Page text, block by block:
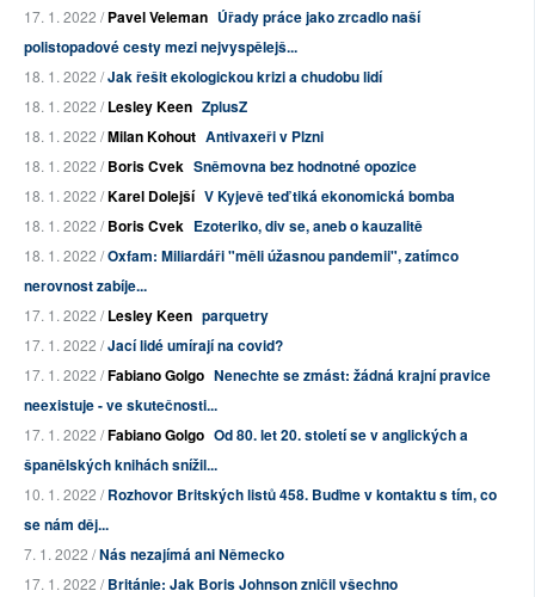
17. 1. 2022 /Pavel Veleman Úřady práce jako zrcadlo naší
polistopadové cesty mezi nejvyspělejš...
18. 1. 2022 /Jak řešit ekologickou krizi a chudobu lidí
18. 1. 2022 /Lesley Keen ZplusZ
18. 1. 2022 /Milan Kohout Antivaxeři v Plzni
18. 1. 2022 /Boris Cvek Sněmovna bez hodnotné opozice
18. 1. 2022 /Karel Dolejší V Kyjevě teď tiká ekonomická bomba
18. 1. 2022 /Boris Cvek Ezoteriko, div se, aneb o kauzalitě
18. 1. 2022 /Oxfam: Miliardáři "měli úžasnou pandemii", zatímco
nerovnost zabíje...
17. 1. 2022 /Lesley Keen parquetry
17. 1. 2022 /Jací lidé umírají na covid?
17. 1. 2022 /Fabiano Golgo Nenechte se zmást: žádná krajní pravice
neexistuje - ve skutečnosti...
17. 1. 2022 /Fabiano Golgo Od 80. let 20. století se v anglických a
španělských knihách snížil...
10. 1. 2022 /Rozhovor Britských listů 458. Buďme v kontaktu s tím, co
se nám děj...
7. 1. 2022 /Nás nezajímá ani Německo
17. 1. 2022 /Británie: Jak Boris Johnson zničil všechno